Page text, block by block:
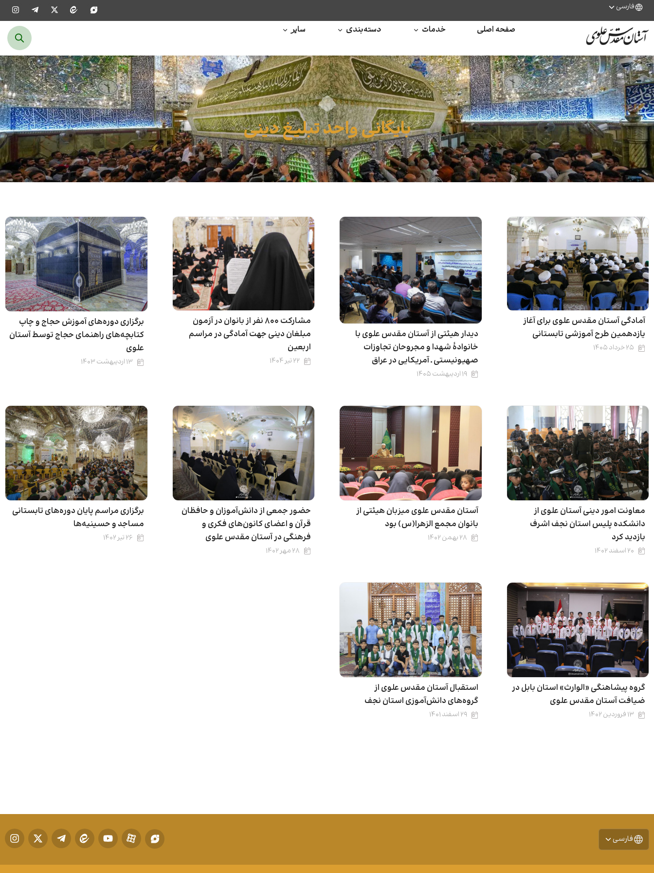
فارسی
صفحه اصلی خدمات دسته‌بندی سایر
بایگانی واحد تبلیغ دینی
آمادگی آستان مقدس علوی برای آغاز
یازدهمین طرح آموزشی تابستانی
۲۵ خرداد ۱۴۰۵
دیدار هیئتی از آستان مقدس علوی با
خانوادۀ شهدا و مجروحان تجاوزات
صهیونیستی ـ آمریکایی در عراق
۱۹ اردیبهشت ۱۴۰۵
مشارکت ۸۰۰ نفر از بانوان در آزمون
مبلغان دینی جهت آمادگی در مراسم
اربعین
۲۲ تیر ۱۴۰۴
برگزاری دوره‌های آموزش حجاج و چاپ
کتابچه‌های راهنمای حجاج توسط آستان
علوی
۱۳ اردیبهشت ۱۴۰۳
معاونت امور دینی آستان علوی از
دانشکده پلیس استان نجف اشرف
بازدید کرد
۲۰ اسفند ۱۴۰۲
آستان مقدس علوی میزبان هیئتی از
بانوان مجمع الزهرا(س) بود
۲۸ بهمن ۱۴۰۲
حضور جمعی از دانش‌آموزان و حافظان
قرآن و اعضای کانون‌های فکری و
فرهنگی در آستان مقدس علوی
۲۸ مهر ۱۴۰۲
برگزاری مراسم پایان دوره‌های تابستانی
مساجد و حسینیه‌ها
۲۶ تیر ۱۴۰۲
گروه پیشاهنگی «الوارث» استان بابل در
ضیافت آستان مقدس علوی
۱۳ فروردین ۱۴۰۲
استقبال آستان مقدس علوی از
گروه‌های دانش‌آموزی استان نجف
۲۹ اسفند ۱۴۰۱
فارسی